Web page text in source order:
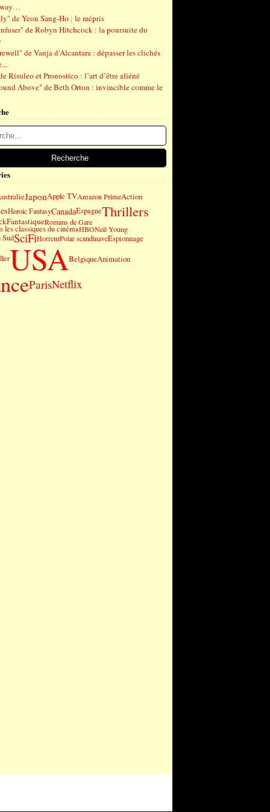
de Yeon Sang-Ho : le mépris
de Robyn Hitchcock : la poursuite du
de Vanja d'Alcantara : dépasser les clichés
Risuleo et Pronostico : l’art d’être aliéné
Above" de Beth Orton : invincible comme le
JaponApple TVAmazon PrimeAction
Heroic FantasyCanadaEspagneThrillers
FantastiqueRomans de Gare
les classiques du cinémaHBONeil Young
SudSciFiHorreurPolar scandinaveEspionnage
USABelgiqueAnimation
ParisNetflix